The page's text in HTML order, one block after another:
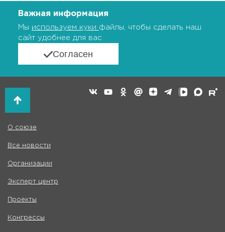
Важная информация
Мы используем куки файлы, чтобы сделать наш
сайт удобнее для вас
Согласен
О союзе
Все новости
Организации
Эксперт центр
Проекты
Конгрессы